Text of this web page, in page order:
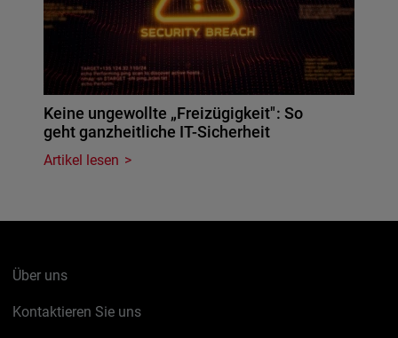
Keine ungewollte „Freizügigkeit": So
geht ganzheitliche IT-Sicherheit
Artikel lesen
Über uns
Kontaktieren Sie uns